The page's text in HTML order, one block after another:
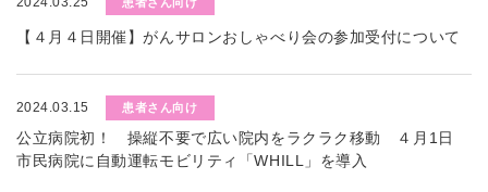
【４月４日開催】がんサロンおしゃべり会の参加受付について
2024.03.15 患者さん向け
公立病院初！ 操縦不要で広い院内をラクラク移動 ４月1日
市民病院に自動運転モビリティ「WHILL」を導入